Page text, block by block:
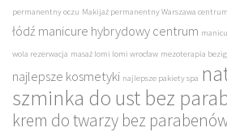
permanentny oczu Makijaż permanentny Warszawa centrum
łódź manicure hybrydowy centrum
wola rezerwacja masaż lomi lomi wrocław mezoterapia
najlepsze kosmetyki najlepsze pakiety spa
szminka do ust bez
krem do twarzy bez